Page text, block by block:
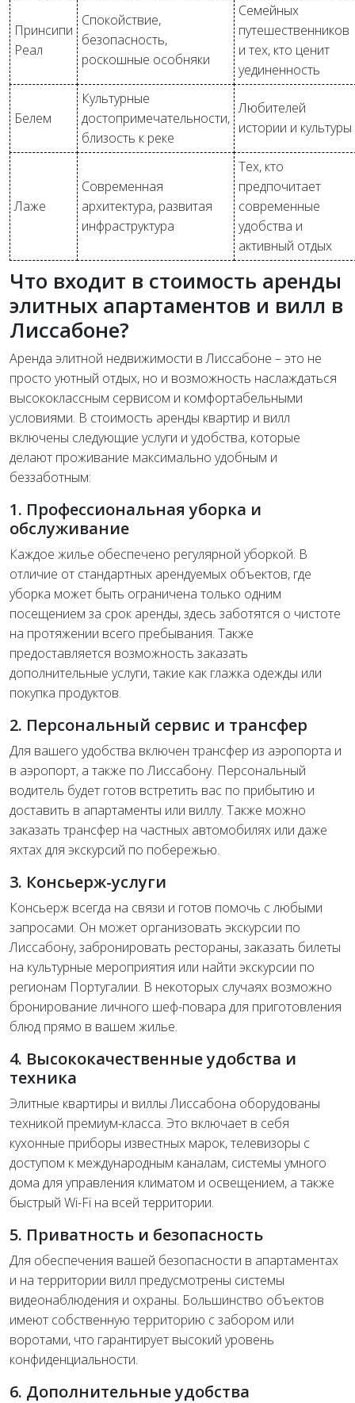
Принсипи
Реал
Спокойствие,
безопасность,
роскошные особняки
Семейных
путешественников
и тех, кто ценит
уединенность
Белем
Культурные
достопримечательности,
близость к реке
Любителей
истории и культуры
Лаже
Современная
архитектура, развитая
инфраструктура
Тех, кто
предпочитает
современные
удобства и
активный отдых
Что входит в стоимость аренды
элитных апартаментов и вилл в
Лиссабоне?
Аренда элитной недвижимости в Лиссабоне – это не
просто уютный отдых, но и возможность наслаждаться
высококлассным сервисом и комфортабельными
условиями. В стоимость аренды квартир и вилл
включены следующие услуги и удобства, которые
делают проживание максимально удобным и
беззаботным:
1. Профессиональная уборка и
обслуживание
Каждое жилье обеспечено регулярной уборкой. В
отличие от стандартных арендуемых объектов, где
уборка может быть ограничена только одним
посещением за срок аренды, здесь заботятся о чистоте
на протяжении всего пребывания. Также
предоставляется возможность заказать
дополнительные услуги, такие как глажка одежды или
покупка продуктов.
2. Персональный сервис и трансфер
Для вашего удобства включен трансфер из аэропорта и
в аэропорт, а также по Лиссабону. Персональный
водитель будет готов встретить вас по прибытию и
доставить в апартаменты или виллу. Также можно
заказать трансфер на частных автомобилях или даже
яхтах для экскурсий по побережью.
3. Консьерж-услуги
Консьерж всегда на связи и готов помочь с любыми
запросами. Он может организовать экскурсии по
Лиссабону, забронировать рестораны, заказать билеты
на культурные мероприятия или найти экскурсии по
регионам Португалии. В некоторых случаях возможно
бронирование личного шеф-повара для приготовления
блюд прямо в вашем жилье.
4. Высококачественные удобства и
техника
Элитные квартиры и виллы Лиссабона оборудованы
техникой премиум-класса. Это включает в себя
кухонные приборы известных марок, телевизоры с
доступом к международным каналам, системы умного
дома для управления климатом и освещением, а также
быстрый Wi-Fi на всей территории.
5. Приватность и безопасность
Для обеспечения вашей безопасности в апартаментах
и на территории вилл предусмотрены системы
видеонаблюдения и охраны. Большинство объектов
имеют собственную территорию с забором или
воротами, что гарантирует высокий уровень
конфиденциальности.
6. Дополнительные удобства